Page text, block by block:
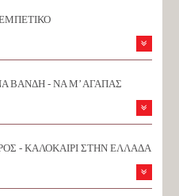
ΒΑΝΔΗ - ΝΑ Μ’ ΑΓΑΠΑΣ
- ΚΑΛΟΚΑΙΡΙ ΣΤΗΝ ΕΛΛΑΔΑ